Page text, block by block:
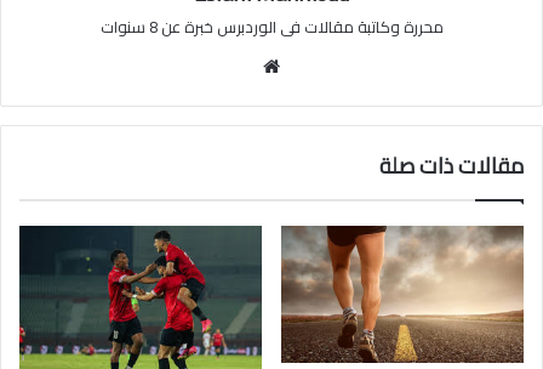
محررة وكاتبة مقالات فى الوردبرس خبرة عن 8 سنوات
مقالات ذات صلة